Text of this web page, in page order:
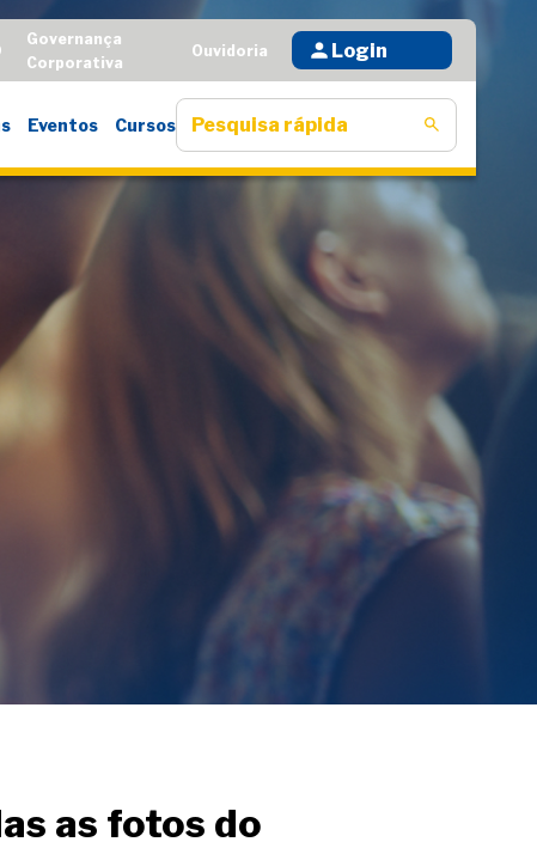
Governança
Corporativa
Ouvidoria Login
Eventos Cursos
as fotos do